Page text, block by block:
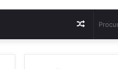
Artigo
aleatório